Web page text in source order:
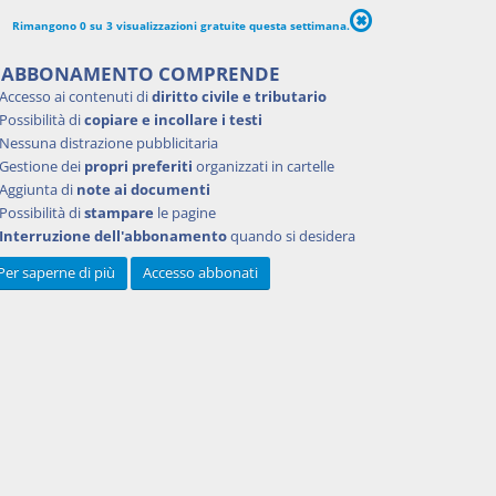
173del
e
Rimangono 0 su 3 visualizzazioni gratuite questa settimana.
COMPRENDE
Accesso ai contenuti didiritto civile e tributario
Possibilità dicopiare e incollare i testi
Nessuna distrazione pubblicitaria
Gestione dei propri preferiti organizzati in cartelle
Aggiunta di note ai documenti
Possibilità distampare le pagine
Interruzione dell'abbonamentoquando si desidera
saperne di più
Accesso abbonati